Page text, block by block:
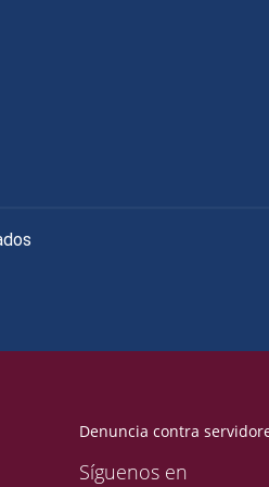
Denuncia contra
Síguenos en